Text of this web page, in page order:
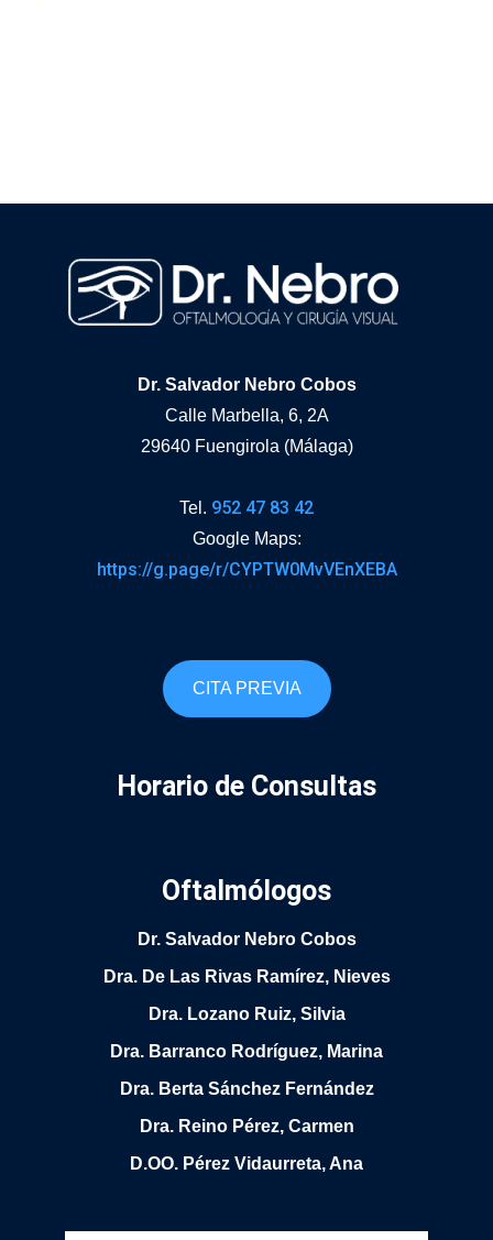
Dr. Salvador Nebro Cobos
Calle Marbella, 6, 2A
29640 Fuengirola (Málaga)
Tel. 952 47 83 42
Google Maps:
https://g.page/r/CYPTW0MvVEnXEBA
CITA PREVIA
Horario de Consultas
Oftalmólogos
Dr. Salvador Nebro Cobos
Dra. De Las Rivas Ramírez, Nieves
Dra. Lozano Ruiz, Silvia
Dra. Barranco Rodríguez, Marina
Dra. Berta Sánchez Fernández
Dra. Reino Pérez, Carmen
D.OO. Pérez Vidaurreta, Ana